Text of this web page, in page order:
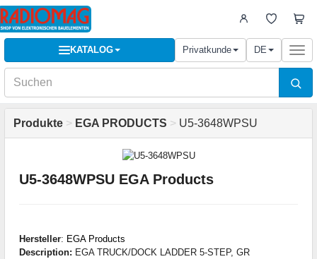
KATALOG Privatkunde DE
Produkte > EGA PRODUCTS > U5-3648WPSU
U5-3648WPSU EGA Products
Hersteller: EGA Products
Description: EGA TRUCK/DOCK LADDER 5-STEP, GR